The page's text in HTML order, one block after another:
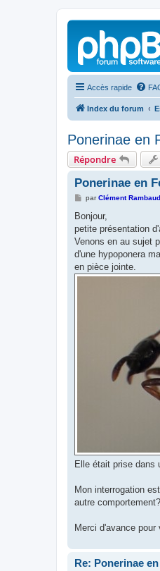
Accès rapide
Index du forum
Ponerinae en
Répondre
Ponerinae en
M
s
a
g
parClément Rambaud
Bonjour,
petite présentation
Venons en au sujet
d'une hypoponera
en pièce jointe.
Elle était prise dans
Mon interrogation
autre comportement?
Merci d'avance pour
Re: Ponerinae